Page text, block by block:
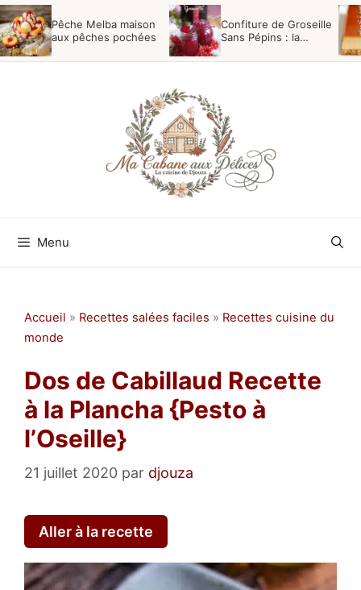
Aller
au
contenu
Pêche Melba maison
aux pêches pochées
Confiture de Groseille
Sans Pépins : la
Menu
Accueil » Recettes salées faciles » Recettes cuisine du
monde
Dos de Cabillaud Recette
à la Plancha {Pesto à
l’Oseille}
21 juillet 2020 par djouza
Aller à la recette